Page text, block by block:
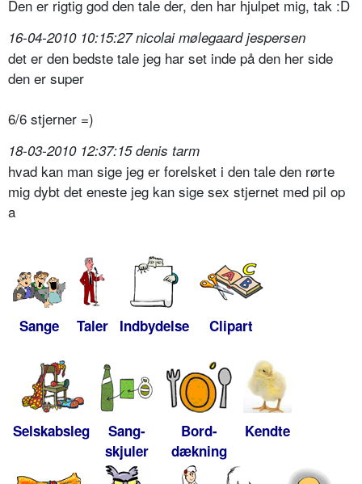
Den er rigtig god den tale der, den har hjulpet mig, tak :D
16-04-2010 10:15:27 nicolai mølegaard jespersen
det er den bedste tale jeg har set inde på den her side
den er super
6/6 stjerner =)
18-03-2010 12:37:15 denis tarm
hvad kan man sige jeg er forelsket i den tale den rørte
mig dybt det eneste jeg kan sige sex stjernet med pil op
a
Sange Taler Indbydelse Clipart
Selskabsleg
Sang-
skjuler
Bord-
dækning
Kendte